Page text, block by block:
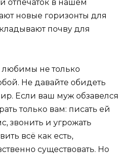
отпечаток в нашем
новые горизонты для
почву для
любимы не только
Не давайте обидеть
Если ваш муж обзавелся
только вам: писать ей
, звонить и угрожать
всё как есть,
существовать. Но